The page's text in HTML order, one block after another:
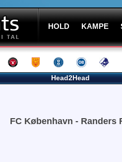
HOLD KAMPE
Head2Head
FC København - Randers